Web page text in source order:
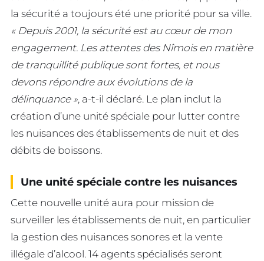
la sécurité a toujours été une priorité pour sa ville.
« Depuis 2001, la sécurité est au cœur de mon
engagement. Les attentes des Nîmois en matière
de tranquillité publique sont fortes, et nous
devons répondre aux évolutions de la
délinquance », a-t-il déclaré. Le plan inclut la
création d’une unité spéciale pour lutter contre
les nuisances des établissements de nuit et des
débits de boissons.
Une unité spéciale contre les nuisances
Cette nouvelle unité aura pour mission de
surveiller les établissements de nuit, en particulier
la gestion des nuisances sonores et la vente
illégale d’alcool. 14 agents spécialisés seront